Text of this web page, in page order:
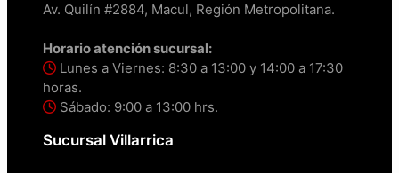
Av. Quilín #2884, Macul, Región Metropolitana.
Horario atención sucursal:
Lunes a Viernes: 8:30 a 13:00 y 14:00 a 17:30
horas.
Sábado: 9:00 a 13:00 hrs.
Sucursal Villarrica